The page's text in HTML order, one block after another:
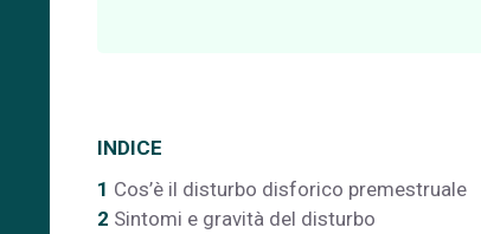
INDICE
1 Cos’è il disturbo disforico premestruale
2 Sintomi e gravità del disturbo